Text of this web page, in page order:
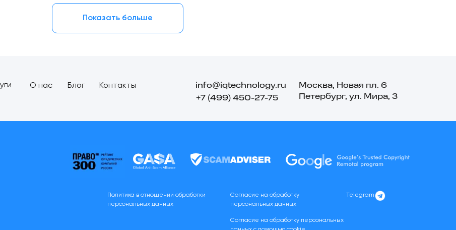
Показать больше
О нас Блог Контакты
Политика в отношении обработки
персональных данных
Согласие на обработку
персональных данных
Согласие на обработку персональных
Telegram
info@iqtechnology.ru
+7 (499) 450-27-75
Москва, Новая пл. 6
Петербург, ул. Мира, 3